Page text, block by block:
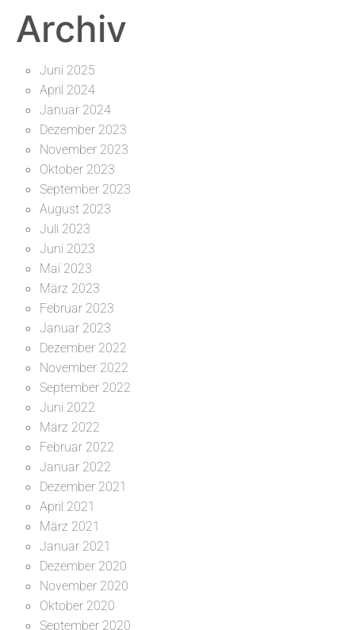
Archiv
Juni 2025
April 2024
Januar 2024
Dezember 2023
November 2023
Oktober 2023
September 2023
August 2023
Juli 2023
Juni 2023
Mai 2023
März 2023
Februar 2023
Januar 2023
Dezember 2022
November 2022
September 2022
Juni 2022
März 2022
Februar 2022
Januar 2022
Dezember 2021
April 2021
März 2021
Januar 2021
Dezember 2020
November 2020
Oktober 2020
September 2020